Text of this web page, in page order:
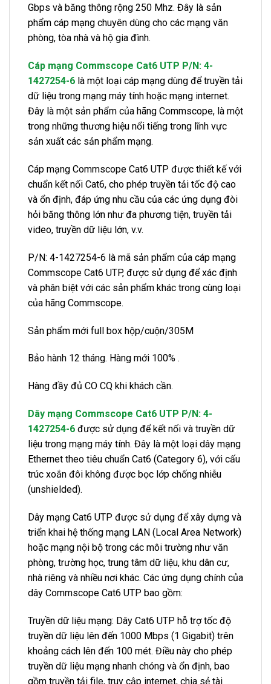
Gbps và băng thông rộng 250 Mhz. Đây là sản
phẩm cáp mạng chuyên dùng cho các mạng văn
phòng, tòa nhà và hộ gia đình.
Cáp mạng Commscope Cat6 UTP P/N: 4-
1427254-6 là một loại cáp mạng dùng để truyền tải
dữ liệu trong mạng máy tính hoặc mạng internet.
Đây là một sản phẩm của hãng Commscope, là một
trong những thương hiệu nổi tiếng trong lĩnh vực
sản xuất các sản phẩm mạng.
Cáp mạng Commscope Cat6 UTP được thiết kế với
chuẩn kết nối Cat6, cho phép truyền tải tốc độ cao
và ổn định, đáp ứng nhu cầu của các ứng dụng đòi
hỏi băng thông lớn như đa phương tiện, truyền tải
video, truyền dữ liệu lớn, v.v.
P/N: 4-1427254-6 là mã sản phẩm của cáp mạng
Commscope Cat6 UTP, được sử dụng để xác định
và phân biệt với các sản phẩm khác trong cùng loại
của hãng Commscope.
Sản phẩm mới full box hộp/cuộn/305M
Bảo hành 12 tháng. Hàng mới 100% .
Hàng đầy đủ CO CQ khi khách cần.
Dây mạng Commscope Cat6 UTP P/N: 4-
1427254-6 được sử dụng để kết nối và truyền dữ
liệu trong mạng máy tính. Đây là một loại dây mạng
Ethernet theo tiêu chuẩn Cat6 (Category 6), với cấu
trúc xoắn đôi không được bọc lớp chống nhiễu
(unshielded).
Dây mạng Cat6 UTP được sử dụng để xây dựng và
triển khai hệ thống mạng LAN (Local Area Network)
hoặc mạng nội bộ trong các môi trường như văn
phòng, trường học, trung tâm dữ liệu, khu dân cư,
nhà riêng và nhiều nơi khác. Các ứng dụng chính của
dây Commscope Cat6 UTP bao gồm:
Truyền dữ liệu mạng: Dây Cat6 UTP hỗ trợ tốc độ
truyền dữ liệu lên đến 1000 Mbps (1 Gigabit) trên
khoảng cách lên đến 100 mét. Điều này cho phép
truyền dữ liệu mạng nhanh chóng và ổn định, bao
gồm truyền tải file, truy cập internet, chia sẻ tài